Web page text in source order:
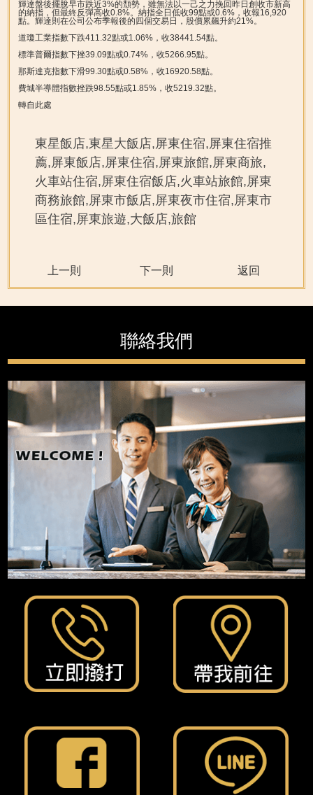
輝達盤後擺脫早市跌近3%的頹勢，雖無法以一己之力挽回昨日創收市新高
的納指，但最終反彈高收0.8%。納指全日低收99點或0.6%，收報16,920
點。輝達則在公司公布季報後的四個交易日，股價累飆升約21%。
道瓊工業指數下跌411.32點或1.06%，收38441.54點。
標準普爾指數下挫39.09點或0.74%，收5266.95點。
那斯達克指數下滑99.30點或0.58%，收16920.58點。
費城半導體指數挫跌98.55點或1.85%，收5219.32點。
轉自此處
東星飯店,東星大飯店,屏東住宿,屏東住宿推
薦,屏東飯店,屏東住宿,屏東旅館,屏東商旅,
火車站住宿,屏東住宿飯店,火車站旅館,屏東
商務旅館,屏東市飯店,屏東夜市住宿,屏東市
區住宿,屏東旅遊,大飯店,旅館
上一則 下一則 返回
聯絡我們